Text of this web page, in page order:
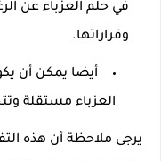
في حلم العزباء عن
وقراراتها.
أيضا يمكن أن
العزباء مستقلة
يرجى ملاحظة أن هذه